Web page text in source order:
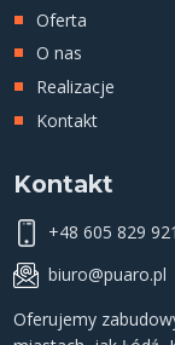
Oferta
O nas
Realizacje
Kontakt
Kontakt
+48 605 829 921
biuro@puaro.pl
Oferujemy